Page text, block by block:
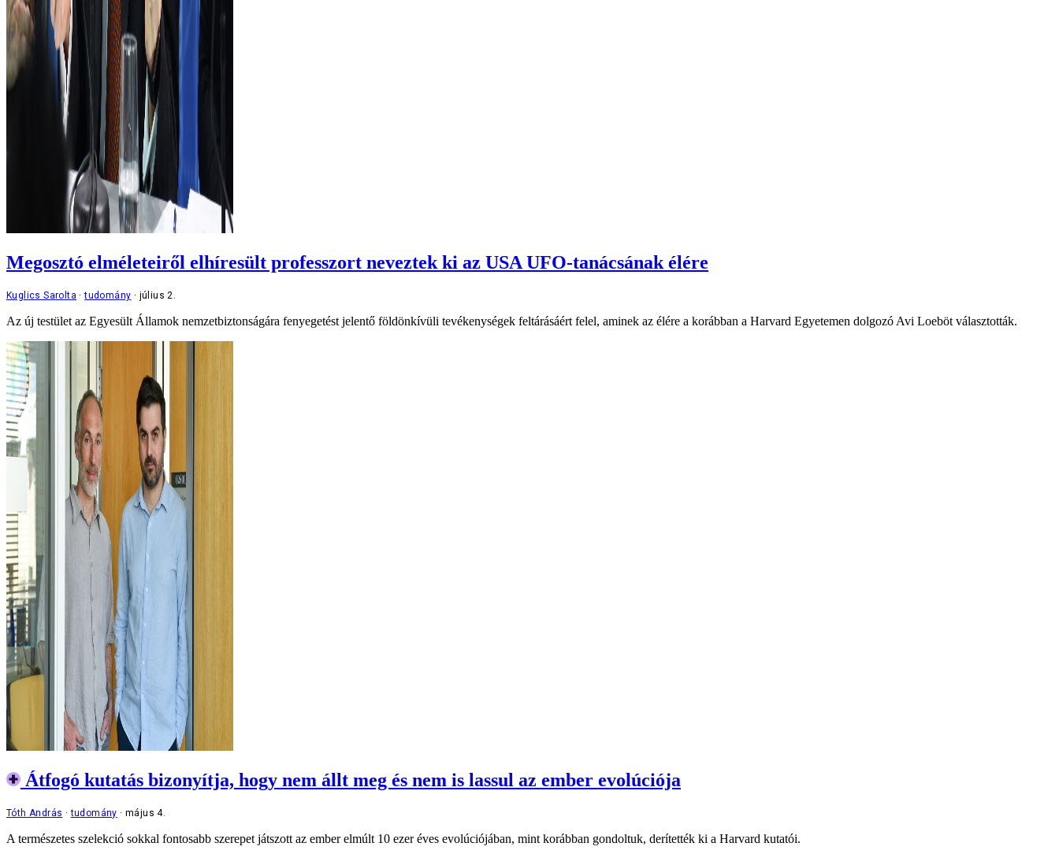
Megosztó elméleteiről elhíresült professzort neveztek ki az USA UFO-tanácsának élére
Kuglics Sarolta tudomány július 2.
Az új testület az Egyesült Államok nemzetbiztonságára fenyegetést jelentő földönkívüli tevékenységek feltárásáért felel, aminek az élére a korábban a Harvard Egyetemen dolgozó Avi Loeböt választották.
Átfogó kutatás bizonyítja, hogy nem állt meg és nem is lassul az ember evolúciója
Tóth András tudomány május 4.
A természetes szelekció sokkal fontosabb szerepet játszott az ember elmúlt 10 ezer éves evolúciójában, mint korábban gondoltuk, derítették ki a Harvard kutatói.